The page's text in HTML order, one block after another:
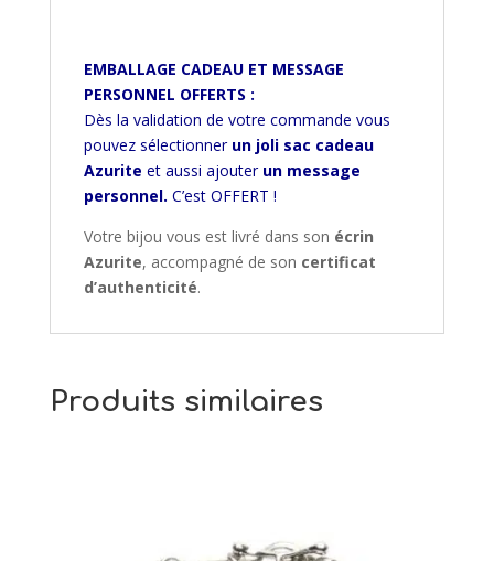
EMBALLAGE CADEAU ET MESSAGE
PERSONNEL OFFERTS :
Dès la validation de votre commande vous
pouvez sélectionner un joli sac cadeau
Azurite et aussi ajouter un message
personnel. C’est OFFERT !
Votre bijou vous est livré dans son écrin
Azurite, accompagné de son certificat
d’authenticité.
Produits similaires